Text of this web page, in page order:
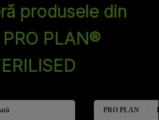
PLAN®
produsele din
PLAN®
PRO PLAN